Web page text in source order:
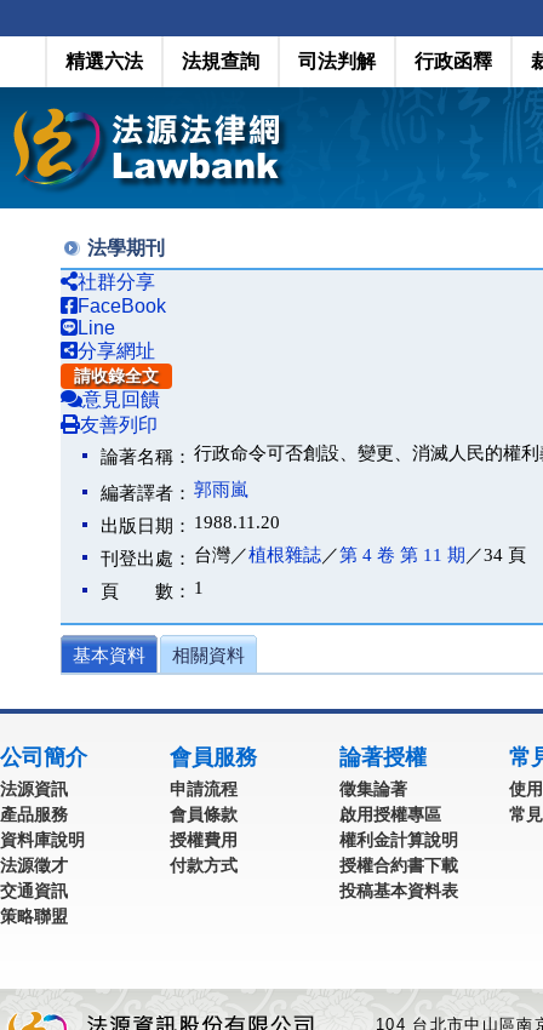
精選六法 法規查詢 司法判解 行政函釋
法學期刊
社群分享
FaceBook
Line
分享網址
請收錄全文
意見回饋
友善列印
論著名稱： 行政命令可否創設、變更、消滅人民的權
編著譯者： 郭雨嵐
出版日期： 1988.11.20
刊登出處： 台灣／植根雜誌／第 4 卷 第 11 期 ／34 頁
頁 數： 1
基本資料 相關資料
公司簡介
法源資訊
產品服務
資料庫說明
法源徵才
交通資訊
策略聯盟
會員服務
申請流程
會員條款
授權費用
付款方式
論著授權
徵集論著
啟用授權專區
權利金計算說明
授權合約書下載
投稿基本資料表
常
使
常
104 台北市中山區